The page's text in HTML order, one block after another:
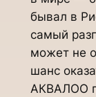
бывал в
самый
может не
шанс
АКВАЛОО